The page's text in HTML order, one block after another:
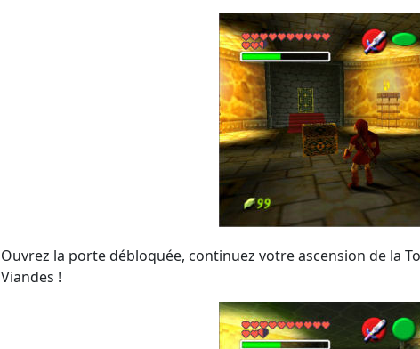
Ouvrez la porte débloquée, continuez votre ascension de la
Viandes !